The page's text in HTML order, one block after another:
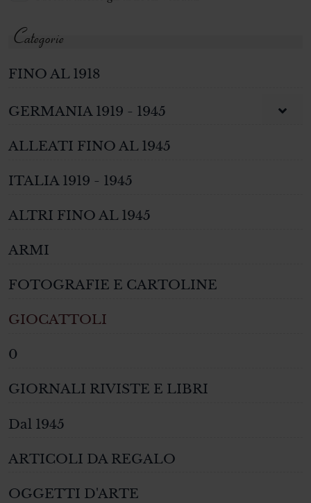
Categorie
FINO AL 1918
GERMANIA 1919 - 1945
ALLEATI FINO AL 1945
ITALIA 1919 - 1945
ALTRI FINO AL 1945
ARMI
FOTOGRAFIE E CARTOLINE
GIOCATTOLI
0
GIORNALI RIVISTE E LIBRI
Dal 1945
ARTICOLI DA REGALO
OGGETTI D'ARTE